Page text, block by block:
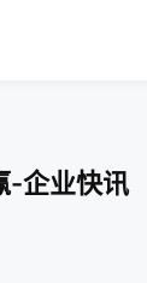
-企业快讯